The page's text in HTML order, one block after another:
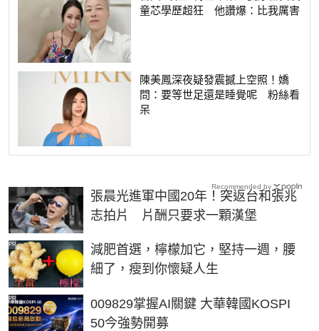
童芯學歷超狂 他讚爆：比我厲害
陳美鳳深夜疑發震撼上空照！嬌
問：要等世足還是睡覺呢 粉絲看
呆
張晨光進軍中國20年！突返台和張兆
志拍片 片酬只要求一顆漢堡
減肥首選，檸檬加它，堅持一週，腰
細了，瘦到你懷疑人生
PR
009829掌握AI關鍵 大華韓國KOSPI
50今強勢開募
PR
Recommended by